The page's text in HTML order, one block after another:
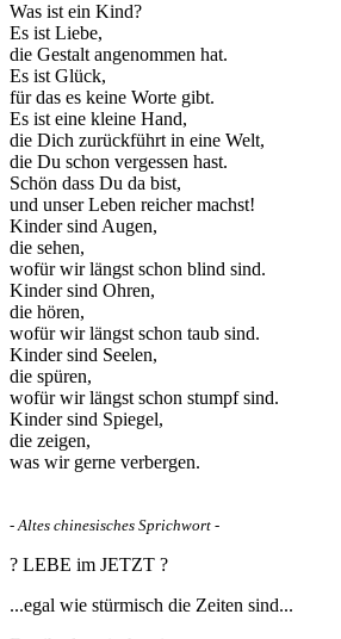
Was ist ein Kind?
Es ist Liebe,
die Gestalt angenommen hat.
Es ist Glück,
für das es keine Worte gibt.
Es ist eine kleine Hand,
die Dich zurückführt in eine Welt,
die Du schon vergessen hast.
Schön dass Du da bist,
und unser Leben reicher machst!
Kinder sind Augen,
die sehen,
wofür wir längst schon blind sind.
Kinder sind Ohren,
die hören,
wofür wir längst schon taub sind.
Kinder sind Seelen,
die spüren,
wofür wir längst schon stumpf sind.
Kinder sind Spiegel,
die zeigen,
was wir gerne verbergen.
- Altes chinesisches Sprichwort -
? LEBE im JETZT ?
...egal wie stürmisch die Zeiten sind...